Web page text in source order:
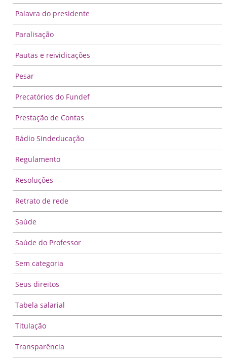
Palavra do presidente
Paralisação
Pautas e reividicações
Pesar
Precatórios do Fundef
Prestação de Contas
Rádio Sindeducação
Regulamento
Resoluções
Retrato de rede
Saúde
Saúde do Professor
Sem categoria
Seus direitos
Tabela salarial
Titulação
Transparência